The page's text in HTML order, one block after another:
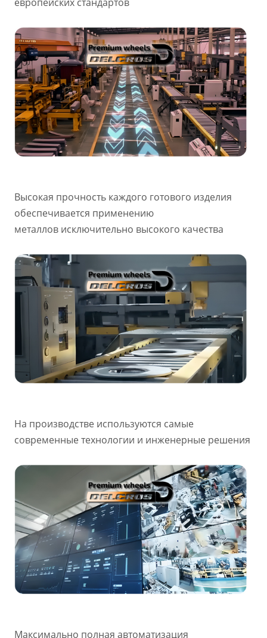
Высокая прочность каждого готового изделия
обеспечивается применению
металлов исключительно высокого качества
На производстве используются самые
современные технологии и инженерные решения
Максимально полная автоматизация